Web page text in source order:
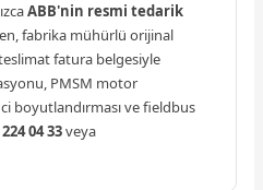
ABB'nin resmi tedarik
fabrika mühürlü orijinal
fatura belgesiyle
PMSM motor
boyutlandırması ve fieldbus
04 33veya